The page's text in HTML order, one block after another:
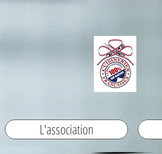
L'association